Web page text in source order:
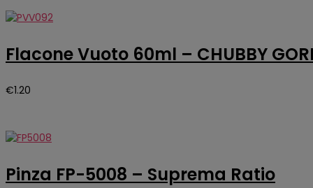
Flacone Vuoto 60ml – CHUBBY
€1.20
Pinza FP-5008 – Suprema Ratio